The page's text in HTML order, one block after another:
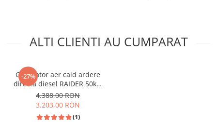
ALTI CLIENTI AU CUMPARAT
-27%
Generator aer cald ardere
directa diesel RAIDER 50kW
RD-DSH50
4.388,00 RON
3.203,00 RON
(1)